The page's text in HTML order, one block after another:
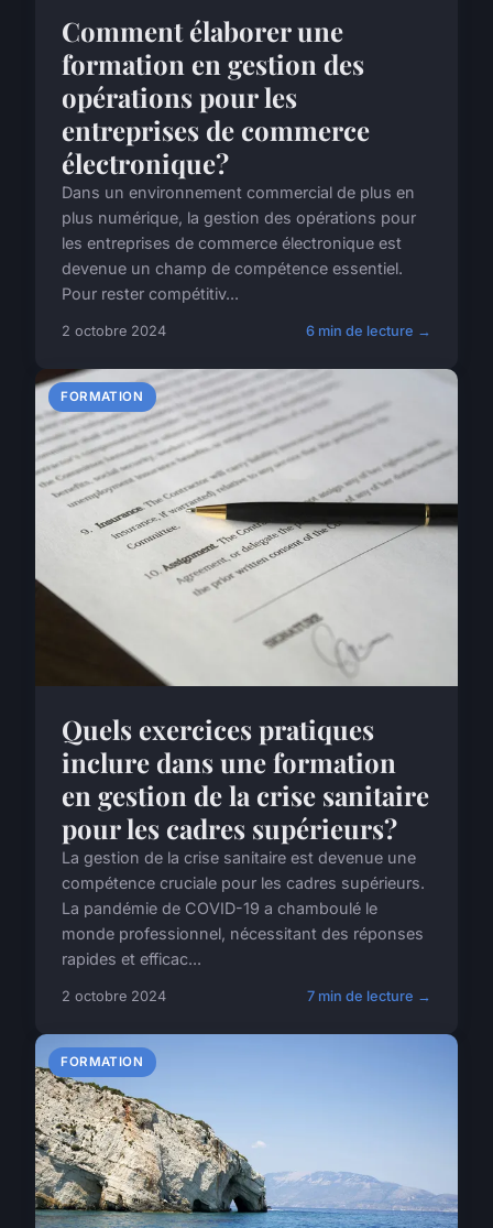
Comment élaborer une
formation en gestion des
opérations pour les
entreprises de commerce
électronique?
Dans un environnement commercial de plus en
plus numérique, la gestion des opérations pour
les entreprises de commerce électronique est
devenue un champ de compétence essentiel.
Pour rester compétitiv...
2 octobre 2024 6 min de lecture →
FORMATION
Quels exercices pratiques
inclure dans une formation
en gestion de la crise sanitaire
pour les cadres supérieurs?
La gestion de la crise sanitaire est devenue une
compétence cruciale pour les cadres supérieurs.
La pandémie de COVID-19 a chamboulé le
monde professionnel, nécessitant des réponses
rapides et efficac...
2 octobre 2024 7 min de lecture →
FORMATION